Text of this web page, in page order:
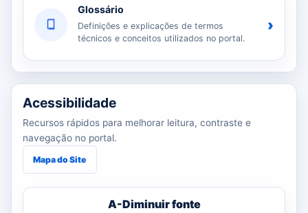
Glossário
Definições e explicações de termos
técnicos e conceitos utilizados no portal.
›
Acessibilidade
Recursos rápidos para melhorar leitura, contraste e
navegação no portal.
Mapa do Site
A-Diminuir fonte